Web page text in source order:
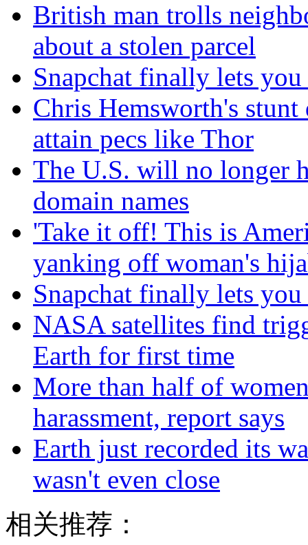
British man trolls
about a stolen parcel
Snapchat finally lets
Chris Hemsworth's
attain pecs like Thor
The U.S. will no longer
domain names
'Take it off! This is
yanking off woman's
Snapchat finally lets
NASA satellites find
Earth for first time
More than half of
harassment, report says
Earth just recorded its
wasn't even close
相关推荐：